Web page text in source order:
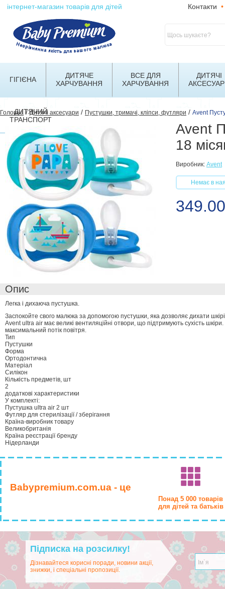
інтернет-магазин товарів для дітей Контакти •
ГІГІЄНА
ДИТЯЧЕ
ХАРЧУВАННЯ
ВСЕ ДЛЯ
ХАРЧУВАННЯ
ДИТЯЧІ
ДИТЯЧИЙ
ТРАНСПОРТ
Головна/Дитячі аксесуари / Пустушки, тримачі, кліпси, футляри / Avent
Avent
18
Виробник: Avent
Немає в
349.00
Опис
Легка і дихаюча пустушка.
Заспокойте свого малюка за допомогою пустушки, яка дозволяє дихати
Avent ultra air має великі вентиляційні отвори, що підтримують сухість
максимальний потік повітря.
Тип
Пустушки
Форма
Ортодонтична
Матеріал
Силікон
Кількість предметів, шт
2
додаткові характеристики
У комплекті:
Пустушка ultra air 2 шт
Футляр для стерилізації / зберігання
Країна-виробник товару
Великобританія
Країна реєстрації бренду
Нідерланди
Babypremium.com.ua - це
Понад 5 000 товарів
для дітей та батьків
Підписка на розсилку!
Дізнавайтеся корисні поради, новини акції,
знижки, і спеціальні пропозиції.